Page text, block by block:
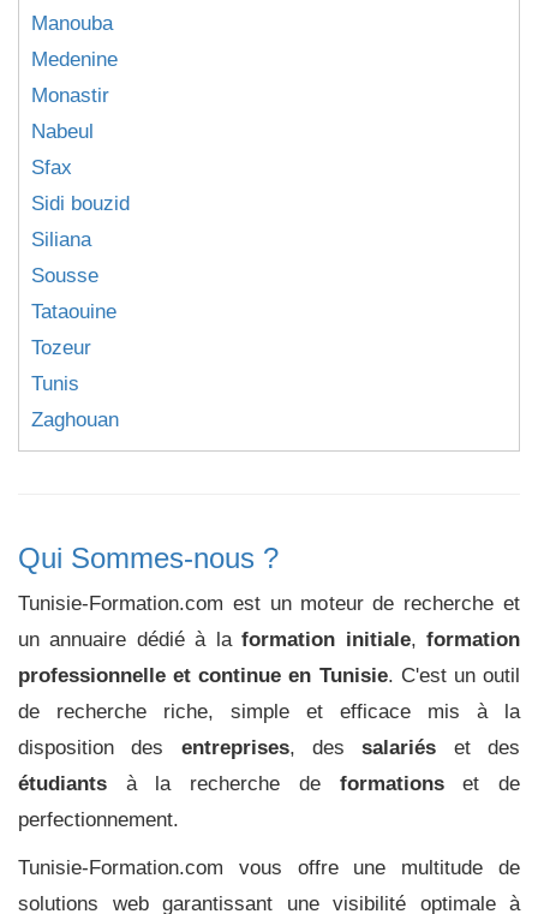
Manouba
Medenine
Monastir
Nabeul
Sfax
Sidi bouzid
Siliana
Sousse
Tataouine
Tozeur
Tunis
Zaghouan
Qui Sommes-nous ?
Tunisie-Formation.com est un moteur de recherche et
un annuaire dédié à laformation initiale,formation
professionnelle et continue en Tunisie. C'est un outil
de recherche riche, simple et efficace mis à la
disposition des entreprises, dessalariés et des
étudiants à la recherche de formationset de
perfectionnement.
Tunisie-Formation.com vous offre une multitude de
solutions web garantissant une visibilité optimale à